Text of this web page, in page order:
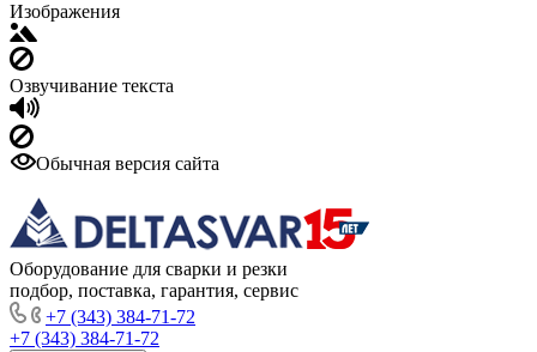
Изображения
Озвучивание текста
Обычная версия сайта
Оборудование для сварки и резки
подбор, поставка, гарантия, сервис
+7 (343) 384-71-72
+7 (343) 384-71-72